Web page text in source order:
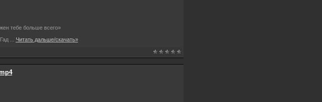
тебе больше всего»
Читать дальше/скачать»